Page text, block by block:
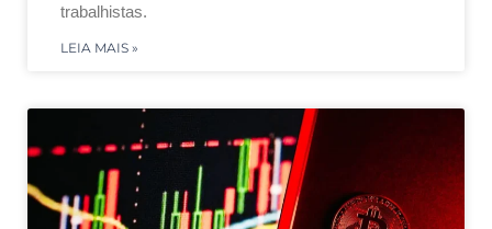
trabalhistas.
LEIA MAIS »